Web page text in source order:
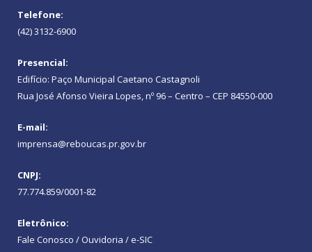
Telefone:
(42) 3132-6900
Presencial:
Edifício: Paço Municipal Caetano Castagnoli
Rua José Afonso Vieira Lopes, nº 96 – Centro – CEP 84550-000
E-mail:
imprensa@reboucas.pr.gov.br
CNPJ:
77.774.859/0001-82
Eletrônico:
Fale Conosco / Ouvidoria / e-SIC